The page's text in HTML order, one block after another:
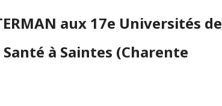
aux 17e Universités de
à Saintes (Charente